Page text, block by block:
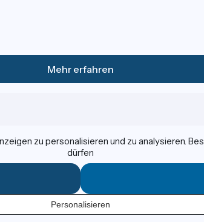
Mehr erfahren
zu personalisieren und zu analysieren.
dürfen
Personalisieren